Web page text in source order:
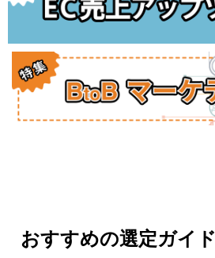
おすすめの選定ガイド